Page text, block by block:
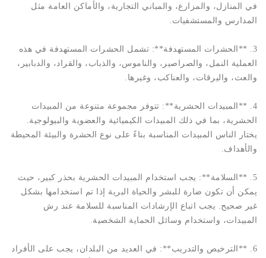
في المنازل، والمزارع، والمباني التجارية، والأماكن العامة مثل
المدارس والمستشفيات.
3. **الحشرات المستهدفة**: تشمل الحشرات المستهدفة في هذه
العملية النمل، والصراصير، والناموس، والذباب، والقراد، والدبابير،
والعث، واليرقات، والعناكب، وغيرها.
4. **المبيدات الحشرية**: تتوفر مجموعة متنوعة من المبيدات
الحشرية، بما في ذلك المبيدات الكيميائية والعضوية والبيولوجية.
يختار الناس المبيدات المناسبة بناءً على نوع الحشرة والبيئة المحيطة
والأهداف.
5. **السلامة**: يجب استخدام المبيدات الحشرية بحذر كبير، حيث
يمكن أن تكون ضارة للبشر والحياة البرية إذا تم استخدامها بشكل
غير صحيح. يجب اتباع الإرشادات المناسبة للسلامة عند رش
المبيدات، واستخدام وسائل الحماية الشخصية.
6. **الترخيص والتدريب**: في العديد من البلدان، يجب على الأفراد